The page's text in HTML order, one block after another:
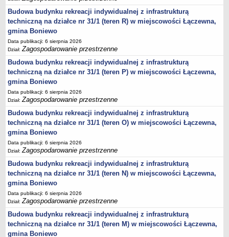
Statut
Uchwały
Zarządzenia
Protokoły
Opłaty i podatki
Zagospodarowanie przestrzenne
Obwieszczenia,Zawiadomienia, sprawozdania ochrony środowiska
Decyzje o środowiskowych uwarunkowaniach
REWITALIZACJA GMINY BONIEWO
Aktualności
konkursy
Podręcznik PPWOW
Plan działania
Strategia Rozwiązywania Problemów Społecznych
Lista osób kluczowych
Lista aktywności społecznych
Budowa budynku rekreacji indywidualnej z infrastrukturą
techniczną na działce nr 31/1 (teren R) w miejscowości Łączewna,
gmina Boniewo
Data publikacji: 6 sierpnia 2026
Dział:Zagospodarowanie przestrzenne
Budowa budynku rekreacji indywidualnej z infrastrukturą
techniczną na działce nr 31/1 (teren P) w miejscowości Łączewna,
gmina Boniewo
Data publikacji: 6 sierpnia 2026
Dział:Zagospodarowanie przestrzenne
Budowa budynku rekreacji indywidualnej z infrastrukturą
techniczną na działce nr 31/1 (teren O) w miejscowości Łączewna,
gmina Boniewo
Data publikacji: 6 sierpnia 2026
Dział:Zagospodarowanie przestrzenne
Budowa budynku rekreacji indywidualnej z infrastrukturą
techniczną na działce nr 31/1 (teren N) w miejscowości Łączewna,
gmina Boniewo
Data publikacji: 6 sierpnia 2026
Dział:Zagospodarowanie przestrzenne
Budowa budynku rekreacji indywidualnej z infrastrukturą
techniczną na działce nr 31/1 (teren M) w miejscowości Łączewna,
gmina Boniewo